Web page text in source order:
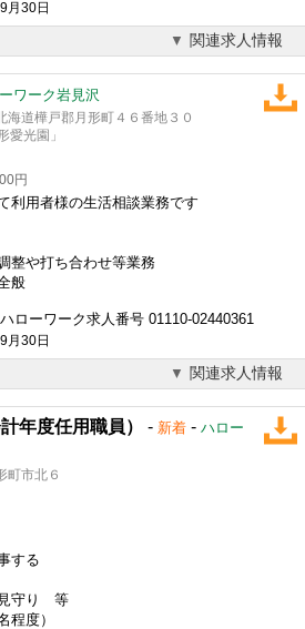
月30日
関連求人情報
ワーク岩見沢
道樺戸郡月形町４６番地３０
光園」
円
利用者様の生活相談業務です
整や打ち合わせ等業務
般
ローワーク求人番号 01110-02440361
月30日
関連求人情報
年度任用職員） - 新着 - ハロー
町市北６
する
見守り 等
程度）